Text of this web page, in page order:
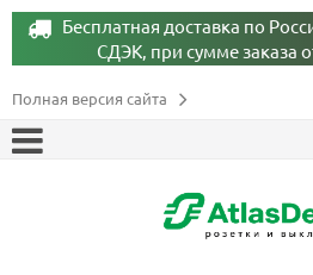
Бесплатная доставка по
СДЭК, при сумме заказа
Полная версия сайта